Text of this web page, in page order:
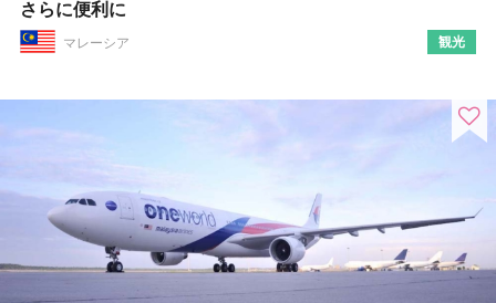
さらに便利に
マレーシア 観光